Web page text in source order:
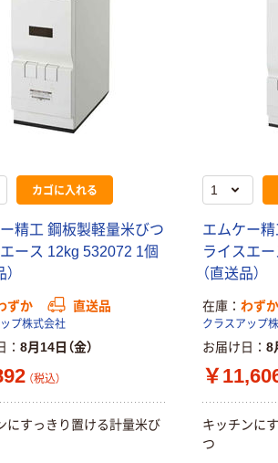
カゴに入れる
精工 鋼板製軽量米びつ
ース 12kg 532072 1個
ずか 直送品
プ株式会社
8月14日（金）
（税込）
にすっきり置ける計量米び
エムケー
ライスエ
（直送品）
在庫 わずか
クラスアップ
お届け日 8
￥
キッチンに
つ